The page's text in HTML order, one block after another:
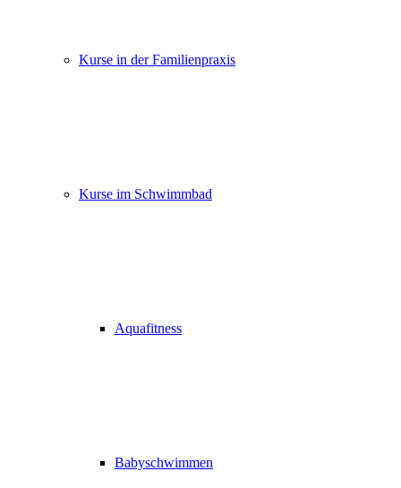
Kurse in der Familienpraxis
Kurse im Schwimmbad
Aquafitness
Babyschwimmen